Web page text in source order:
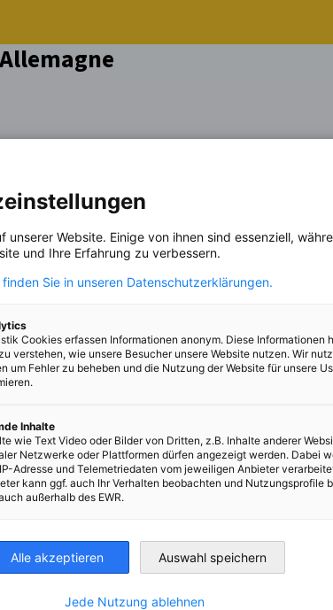
d'entreprise en
la domiciliation de votre
Allemagne ? L'AHK debelux à
propose un service adapté à
avec une adresse postale en
AHK
services de
cherchez à
placement
unserer Website. Einige von ihnen sind essenziell,
und Ihre Erfahrung zu verbessern.
Sie in unseren Datenschutzerklärungen.
Cookies erfassen Informationen anonym. Diese Informationen
verstehen, wie unsere Besucher unsere Website nutzen. Wir
um Fehler zu beheben und die Nutzung der Website für unsere
Inhalte
wie Text Video oder Bilder von Dritten, z.B. Inhalte anderer
Netzwerke oder Plattformen dürfen angezeigt werden. Dabei
Adresse und Telemetriedaten vom jeweiligen Anbieter
kann ggf. auch Ihr Verhalten beobachten und Nutzungsprofile
außerhalb des EWR.
Alle akzeptieren Auswahl speichern
Jede Nutzung ablehnen